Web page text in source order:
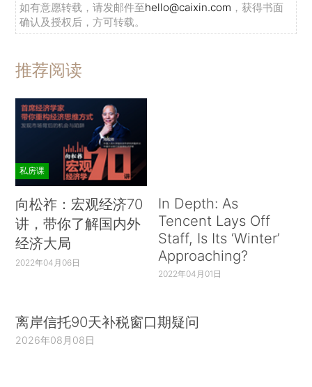
如有意愿转载，请发邮件至hello@caixin.com ，获得书面
确认及授权后，方可转载。
推荐阅读
私房课
向松祚：宏观经济70
讲，带你了解国内外
经济大局
2022年04月06日
In Depth: As
Tencent Lays Off
Staff, Is Its ‘Winter’
Approaching?
2022年04月01日
离岸信托90天补税窗口期疑问
2026年08月08日